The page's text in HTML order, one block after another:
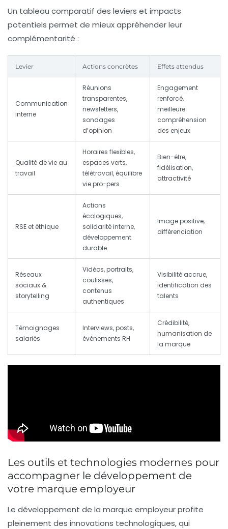
Un tableau comparatif des leviers et impacts
potentiels permet de mieux appréhender leur
complémentarité :
Levier Actions concrètes Effets attendus
Communication
interne
Réunions
transparentes,
newsletters,
sondages
d’opinion
Engagement
renforcé,
meilleure
compréhension
des enjeux
Qualité de vie au
travail
Horaires flexibles,
espaces verts,
télétravail, équilibre
vie pro-pers
Bien-être,
fidélisation,
attractivité
RSE et éthique
Actions
écologiques,
solidarité interne,
développement
durable
Image positive,
différenciation
Réseaux
sociaux &
storytelling
Vidéos, portraits,
coulisses,
contenus
authentiques
Visibilité accrue,
identification des
talents
Témoignages
salariés
Interviews, posts,
événements RH
Crédibilité,
humanisation de
la marque
Les outils et technologies modernes pour
accompagner le développement de
votre marque employeur
Le développement de la marque employeur profite
pleinement des innovations technologiques, qui